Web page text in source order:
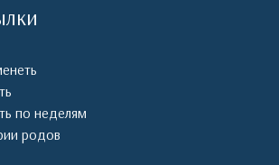
по неделям
родов